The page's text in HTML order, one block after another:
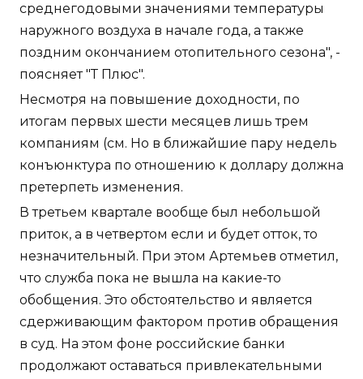
среднегодовыми значениями температуры
наружного воздуха в начале года, а также
поздним окончанием отопительного сезона", -
поясняет "Т Плюс".
Несмотря на повышение доходности, по
итогам первых шести месяцев лишь трем
компаниям (см. Но в ближайшие пару недель
конъюнктура по отношению к доллару должна
претерпеть изменения.
В третьем квартале вообще был небольшой
приток, а в четвертом если и будет отток, то
незначительный. При этом Артемьев отметил,
что служба пока не вышла на какие-то
обобщения. Это обстоятельство и является
сдерживающим фактором против обращения
в суд. На этом фоне российские банки
продолжают оставаться привлекательными